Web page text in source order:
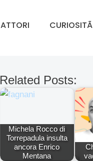
ATTORI CURIOSITÃ
Related Posts:
Michela Rocco di
Torrepadula insulta
ancora Enrico
Mentana